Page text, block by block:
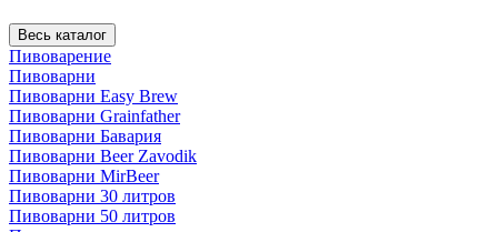
Весь каталог
Пивоварение
Пивоварни
Пивоварни Easy Brew
Пивоварни Grainfather
Пивоварни Бавария
Пивоварни Beer Zavodik
Пивоварни MirBeer
Пивоварни 30 литров
Пивоварни 50 литров